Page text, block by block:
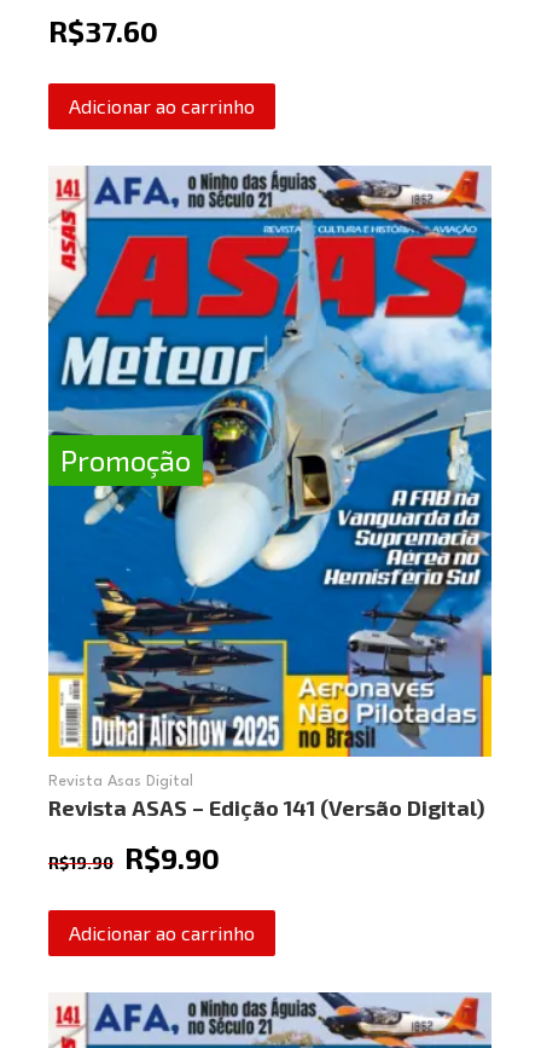
R$37.60
Adicionar ao carrinho
Promoção
Revista Asas Digital
Revista ASAS – Edição 141 (Versão Digital)
R$19.90 R$9.90
Adicionar ao carrinho